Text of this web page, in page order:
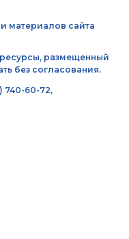
материалов сайта
размещенный
без согласования.
740-60-72,